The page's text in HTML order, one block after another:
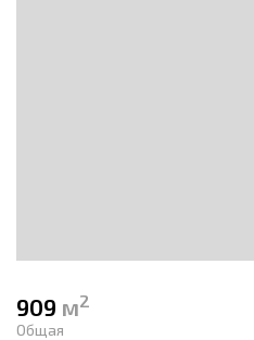
909 м2
Общая